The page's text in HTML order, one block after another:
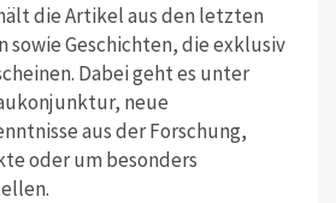
die Artikel aus den letzten
sowie Geschichten, die exklusiv
Dabei geht es unter
neue
aus der Forschung,
oder um besonders